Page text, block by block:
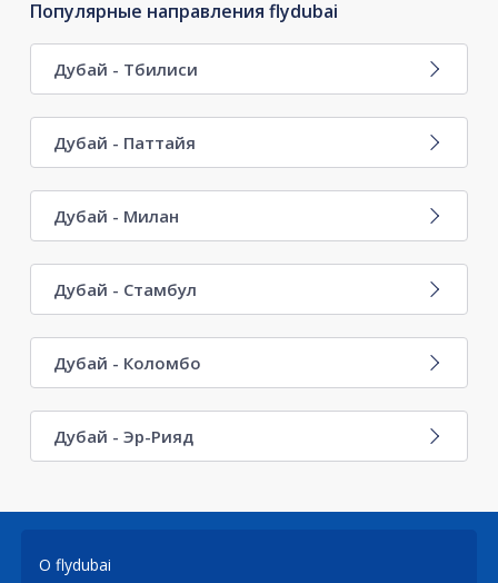
Популярные направления flydubai
Дубай - Тбилиси
Дубай - Паттайя
Дубай - Милан
Дубай - Стамбул
Дубай - Коломбо
Дубай - Эр-Рияд
О flydubai